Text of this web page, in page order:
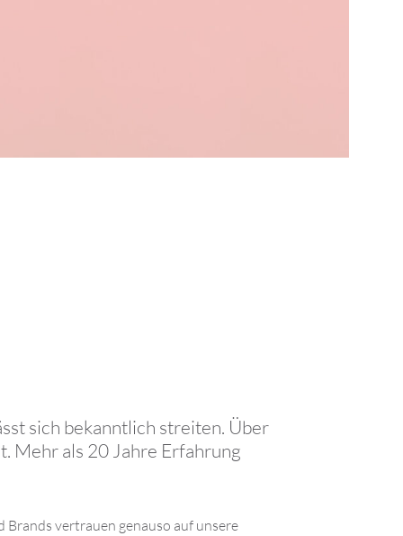
sich bekanntlich streiten. Über
Mehr als 20 Jahre Erfahrung
vertrauen genauso auf unsere